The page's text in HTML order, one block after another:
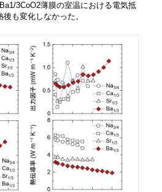
3CoO2薄膜の室温における電気抵
も変化しなかった。